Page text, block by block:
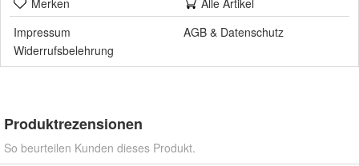
Impressum
AGB & Datenschutz
Widerrufsbelehrung
Produktrezensionen
So beurteilen Kunden dieses Produkt.